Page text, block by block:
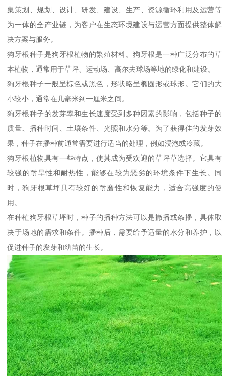
集策划、规划、设计、研发、建设、生产、资源循环利用及运营等
为一体的全产业链，为客户在生态环境建设与运营方面提供整体解
决方案与服务。
狗牙根种子是狗牙根植物的繁殖材料。狗牙根是一种广泛分布的草
本植物，通常用于草坪、运动场、高尔夫球场等地的绿化和建设。
狗牙根种子一般呈棕色或黑色，形状略呈椭圆形或球形。它们的大
小较小，通常在几毫米到一厘米之间。
狗牙根种子的发芽率和生长速度受到多种因素的影响，包括种子的
质量、播种时间、土壤条件、光照和水分等。为了获得佳的发芽效
果，种子在播种前通常需要进行适当的处理，例如浸泡或冷藏。
狗牙根植物具有一些特点，使其成为受欢迎的草坪草选择。它具有
较强的耐旱性和耐热性，能够在较为恶劣的环境条件下生长。同
时，狗牙根草坪具有较好的耐磨性和恢复能力，适合高强度的使
用。
在种植狗牙根草坪时，种子的播种方法可以是撒播或条播，具体取
决于场地的需求和条件。播种后，需要给予适量的水分和养护，以
促进种子的发芽和幼苗的生长。